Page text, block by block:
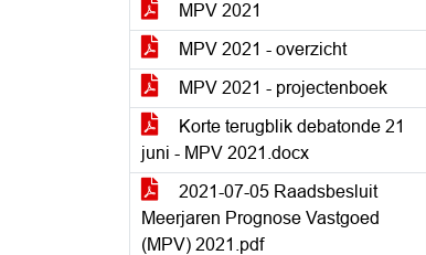
MPV 2021
MPV 2021 - overzicht
MPV 2021 - projectenboek
Korte terugblik debatonde 21
juni - MPV 2021.docx
2021-07-05 Raadsbesluit
Meerjaren Prognose Vastgoed
(MPV) 2021.pdf